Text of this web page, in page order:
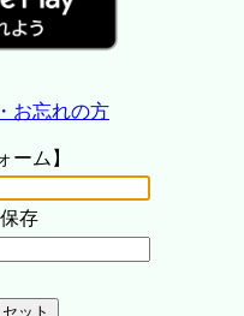
お忘れの方
ーム】
存